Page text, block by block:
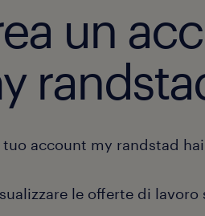
un
tuo account my randstad
le offerte di